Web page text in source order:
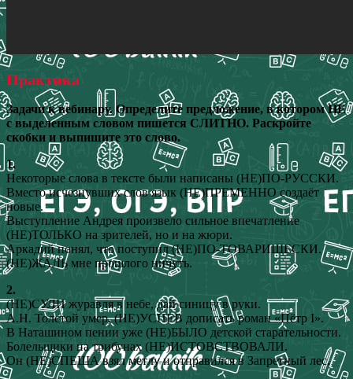
Практика
Задачи к вебинару. Определите предложение, в котором НЕ
с выделенным словом пишется СЛИТНО. Раскройте
скобки и выпишите это слово.
1.
Некоторые слова в тексте были написаны (НЕ)ПО-РУССКИ.
Вместо исчезнувших слов язык (НЕ)ПРЕМЕННО создаёт
новые.
Выступление Андрея произвело сильное впечатление
(НЕ)ТОЛЬКО на зрителей, но и на жюри.
Аркадий понял, что поступил (НЕ)ПО-ТОВАРИЩЕСКИ.
(НЕ)ЖАЛЬ мне прошлого ничуть.
2.
(НЕ)СУЛИ журавля в небе, дай синицу в руки.
А.Н. Толстой умер, (НЕ)УСПЕВ дописать роман «Пётр I».
В Наташином пении уже (НЕ)БЫЛО детской старательности.
Болельщики на трибунах (НЕ)ИСТОВСТВОВАЛИ.
Он (НЕ)СПЕША взял метлу и отправился в Запретный лес.